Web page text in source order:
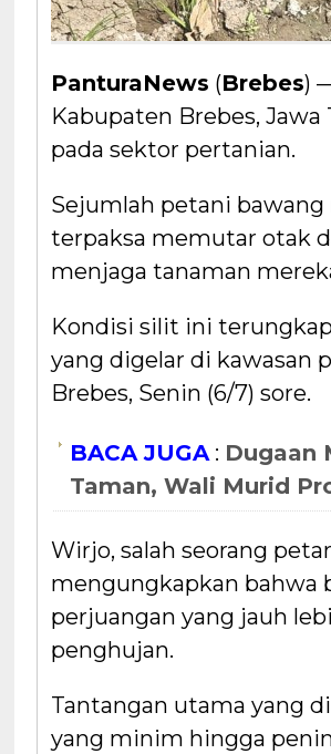
PanturaNews (Brebes)
Kabupaten Brebes,
pada sektor pertanian.
Sejumlah petani
terpaksa memutar otak
menjaga tanaman
Kondisi silit ini
yang digelar di kawasan
Brebes, Senin (6/7) sore.
BACA JUGA: Dugaan
Taman, Wali Murid
Wirjo, salah seorang
mengungkapkan
perjuangan yang jauh
penghujan.
Tantangan utama yang
yang minim hingga